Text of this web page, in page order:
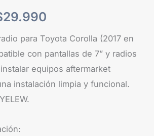
29.990
para Toyota Corolla (2017 en
con pantallas de 7” y radios
equipos aftermarket
instalación limpia y funcional.